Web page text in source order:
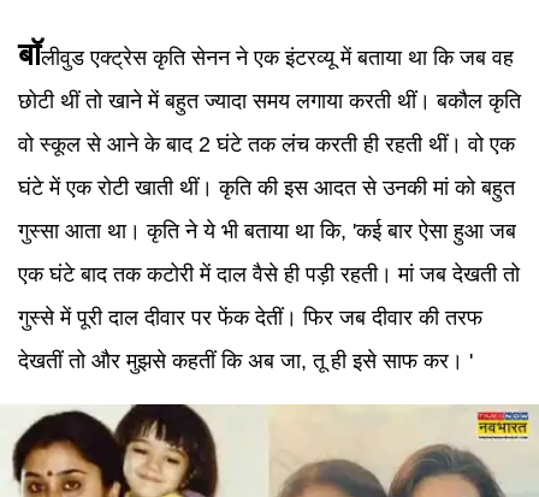
बॉलीवुड एक्ट्रेस कृति सेनन ने एक इंटरव्यू में बताया था कि जब वह
छोटी थीं तो खाने में बहुत ज्यादा समय लगाया करती थीं। बकौल कृति
वो स्कूल से आने के बाद 2 घंटे तक लंच करती ही रहती थीं। वो एक
घंटे में एक रोटी खाती थीं। कृति की इस आदत से उनकी मां को बहुत
गुस्सा आता था। कृति ने ये भी बताया था कि, 'कई बार ऐसा हुआ जब
एक घंटे बाद तक कटोरी में दाल वैसे ही पड़ी रहती। मां जब देखती तो
गुस्से में पूरी दाल दीवार पर फेंक देतीं। फिर जब दीवार की तरफ
देखतीं तो और मुझसे कहतीं कि अब जा, तू ही इसे साफ कर। '